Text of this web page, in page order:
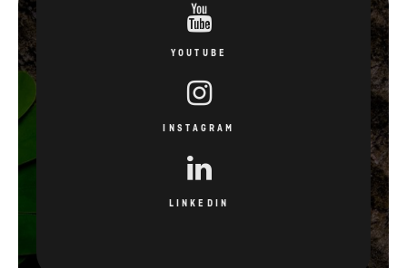
YOUTUBE
INSTAGRAM
LINKEDIN